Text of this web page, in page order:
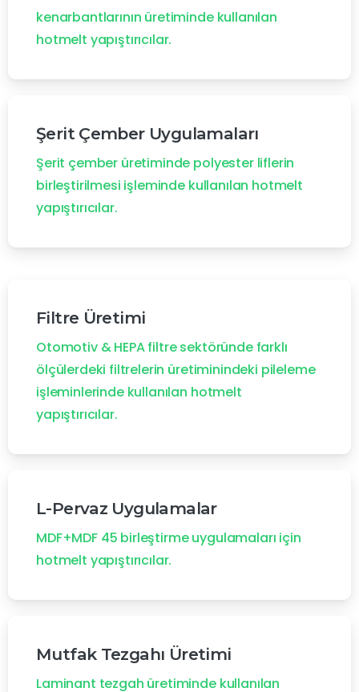
kenarbantlarının üretiminde kullanılan
hotmelt yapıştırıcılar.
Şerit Çember Uygulamaları
Şerit çember üretiminde polyester liflerin
birleştirilmesi işleminde kullanılan hotmelt
yapıştırıcılar.
Filtre Üretimi
Otomotiv & HEPA filtre sektöründe farklı
ölçülerdeki filtrelerin üretiminindeki pileleme
işleminlerinde kullanılan hotmelt
yapıştırıcılar.
L-Pervaz Uygulamalar
MDF+MDF 45 birleştirme uygulamaları için
hotmelt yapıştırıcılar.
Mutfak Tezgahı Üretimi
Laminant tezgah üretiminde kullanılan